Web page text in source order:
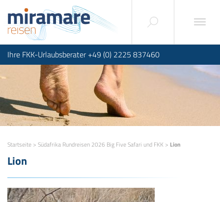
Ihre FKK-Urlaubsberater +49 (0) 2225 837460
Startseite > Südafrika Rundreisen 2026 Big Five Safari und FKK > Lion
Lion